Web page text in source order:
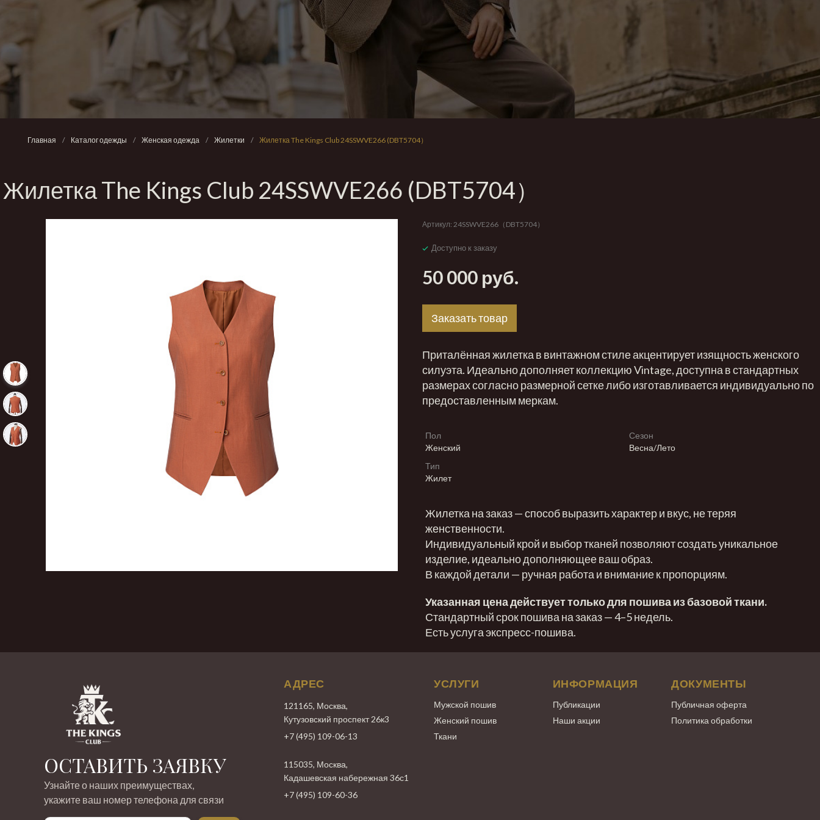
Главная / Каталог одежды / Женская одежда / Жилетки / Жилетка The Kings Club 24SSWVE266 (DBT5704）
Жилетка The Kings Club 24SSWVE266 (DBT5704）
Артикул: 24SSWVE266（DBT5704）
Доступно к заказу
50 000 руб.
Заказать товар
Приталённая жилетка в винтажном стиле акцентирует изящность женского
силуэта. Идеально дополняет коллекцию Vintage, доступна в стандартных
размерах согласно размерной сетке либо изготавливается индивидуально по
предоставленным меркам.
Пол
Женский
Сезон
Весна/Лето
Тип
Жилет
Жилетка на заказ — способ выразить характер и вкус, не теряя
женственности.
Индивидуальный крой и выбор тканей позволяют создать уникальное
изделие, идеально дополняющее ваш образ.
В каждой детали — ручная работа и внимание к пропорциям.
Указанная цена действует только для пошива из базовой ткани.
Стандартный срок пошива на заказ — 4–5 недель.
Есть услуга экспресс-пошива.
ОСТАВИТЬ ЗАЯВКУ
Узнайте о наших преимуществах,
укажите ваш номер телефона для связи
АДРЕС
121165, Москва,
Кутузовский проспект 26к3
+7 (495) 109-06-13
115035, Москва,
Кадашевская набережная 36с1
+7 (495) 109-60-36
УСЛУГИ
Мужской пошив
Женский пошив
Ткани
ИНФОРМАЦИЯ
Публикации
Наши акции
ДОКУМЕНТЫ
Публичная оферта
Политика обработки